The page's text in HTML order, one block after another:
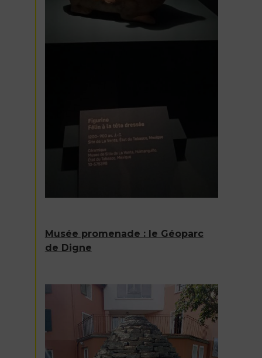
Musée promenade : le Géoparc
de Digne